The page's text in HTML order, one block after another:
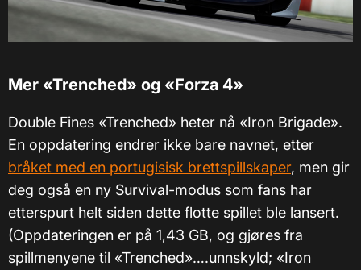
Mer «Trenched» og «Forza 4»
Double Fines «Trenched» heter nå «Iron Brigade».
En oppdatering endrer ikke bare navnet, etter
bråket med en portugisisk brettspillskaper, men gir
deg også en ny Survival-modus som fans har
etterspurt helt siden dette flotte spillet ble lansert.
(Oppdateringen er på 1,43 GB, og gjøres fra
spillmenyene til «Trenched»….unnskyld; «Iron